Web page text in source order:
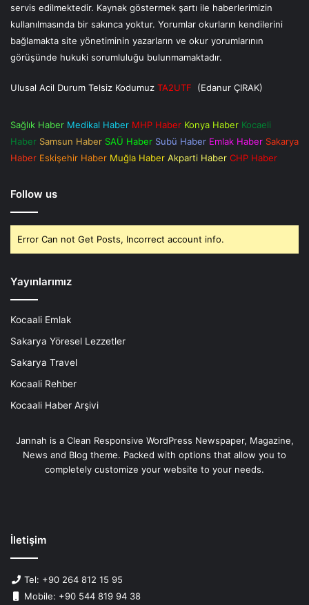
servis edilmektedir. Kaynak göstermek şartı ile haberlerimizin
kullanılmasında bir sakınca yoktur. Yorumlar okurların kendilerini
bağlamakta site yönetiminin yazarların ve okur yorumlarının
görüşünde hukuki sorumluluğu bulunmamaktadır.
Ulusal Acil Durum Telsiz Kodumuz TA2UTF (Edanur ÇIRAK)
Sağlık Haber Medikal Haber MHP Haber Konya Haber Kocaeli
Haber Samsun Haber SAÜ Haber Subü Haber Emlak Haber Sakarya
Haber Eskişehir Haber Muğla Haber Akparti Haber CHP Haber
Follow us
Error Can not Get Posts, Incorrect account info.
Yayınlarımız
Kocaali Emlak
Sakarya Yöresel Lezzetler
Sakarya Travel
Kocaali Rehber
Kocaali Haber Arşivi
Jannah is a Clean Responsive WordPress Newspaper, Magazine,
News and Blog theme. Packed with options that allow you to
completely customize your website to your needs.
İletişim
Tel: +90 264 812 15 95
Mobile: +90 544 819 94 38